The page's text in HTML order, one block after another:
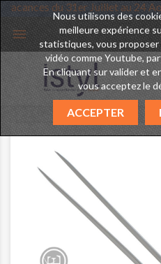
des vacances du 31er Juillet

Nous utilisons des
meilleure expérience
statistiques, vous
vidéo comme Youtube,
En cliquant sur valider et
vous acceptez le
ACCEPTER